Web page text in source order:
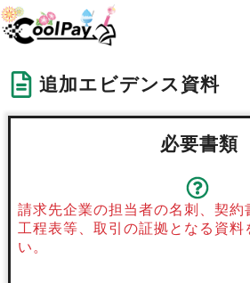
追加エビデンス資料
必要書類
請求先企業の担当者の名刺、契約
工程表等、取引の証拠となる資料
い。